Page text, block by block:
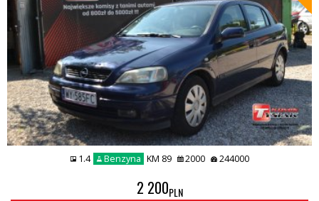
1.4 Benzyna KM 89 2000 244000
2 200PLN